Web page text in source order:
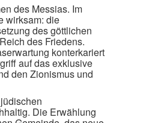
des Messias. Im
wirksam: die
des göttlichen
des Friedens.
konterkariert
auf das exklusive
den Zionismus und
Die Erwählung